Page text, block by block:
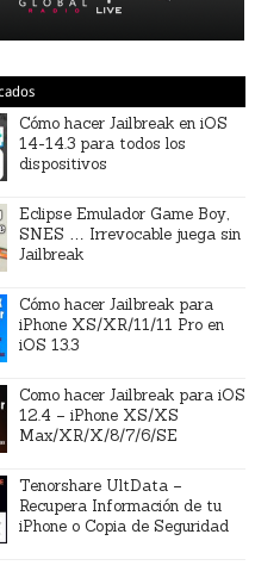
Cómo hacer Jailbreak en iOS
14-14.3 para todos los
dispositivos
Eclipse Emulador Game Boy,
SNES … Irrevocable juega sin
Jailbreak
Cómo hacer Jailbreak para
iPhone XS/XR/11/11 Pro en
iOS 13.3
Como hacer Jailbreak para iOS
12.4 – iPhone XS/XS
Max/XR/X/8/7/6/SE
Tenorshare UltData –
Recupera Información de tu
iPhone o Copia de Seguridad